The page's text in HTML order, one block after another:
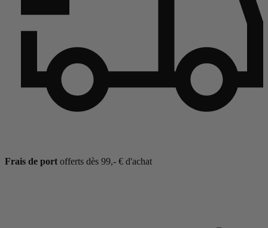
Frais de port offerts dès 99,- € d'achat